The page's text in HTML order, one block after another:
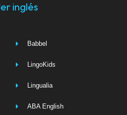
inglés
Babbel
LingoKids
Lingualia
ABA English